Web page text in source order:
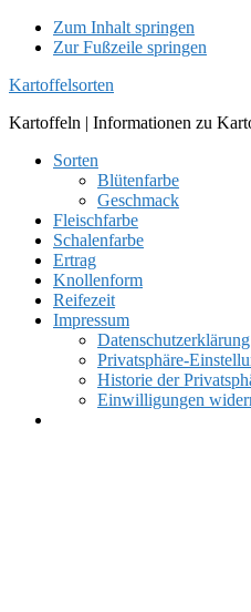
Zum Inhalt springen
Zur Fußzeile springen
Kartoffelsorten
Kartoffeln | Informationen zu
Sorten
Blütenfarbe
Geschmack
Fleischfarbe
Schalenfarbe
Ertrag
Knollenform
Reifezeit
Impressum
Datenschutzerklärung
Privatsphäre-
Historie der
Einwilligungen